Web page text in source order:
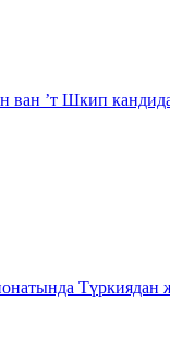
ван ’т Шкип
Түркиядан